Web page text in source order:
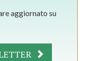
aggiornato su